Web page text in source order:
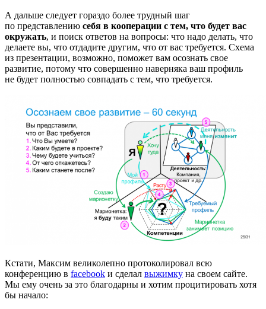
А дальше следует гораздо более трудный шаг
по представлению себя в кооперации с тем, что будет вас
окружать, и поиск ответов на вопросы: что надо делать, что
делаете вы, что отдадите другим, что от вас требуется. Схема
из презентации, возможно, поможет вам осознать свое
развитие, потому что совершенно наверняка ваш профиль
не будет полностью совпадать с тем, что требуется.
Кстати, Максим великолепно протоколировал всю
конференцию в facebook и сделал выжимку на своем сайте.
Мы ему очень за это благодарны и хотим процитировать хотя
бы начало: